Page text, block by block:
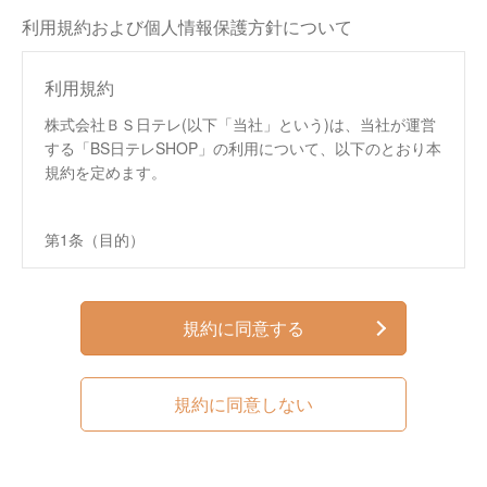
利用規約および個人情報保護方針について
利用規約
株式会社ＢＳ日テレ(以下「当社」という)は、当社が運営
する「BS日テレSHOP」の利用について、以下のとおり本
規約を定めます。
第1条（目的）
この規約は、株式会社ＢＳ日テレ（以下、「当社」と
いいます。）が運営する通信販売サイト「BS日テレ
SHOP」（以下、「本サイト」といいます。）におい
て提供するサービス（以下、「本サービス」といいま
この規約は、本サイトへのアクセス、本サービスの閲
覧、本サービスを通じた商品の購入などの利用を行っ
規約に同意する
規約に同意しない